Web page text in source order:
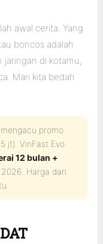
awal cerita. Yang
boncos adalah
jaringan di kotamu,
Mari kita bedah
promo
jt). VinFast Evo
12 bulan +
Harga dan